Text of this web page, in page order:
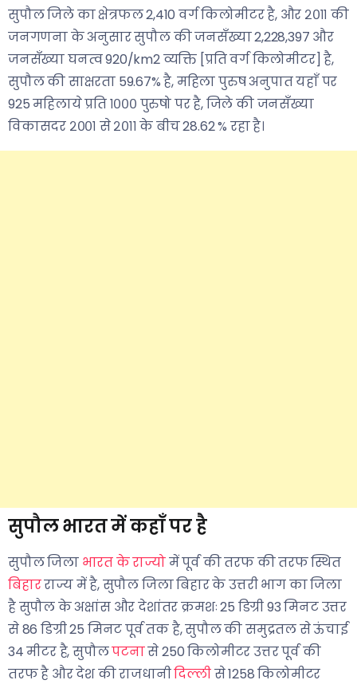
सुपौल जिले का क्षेत्रफल 2,410 वर्ग किलोमीटर है, और २०११ की
जनगणना के अनुसार सुपौल की जनसँख्या 2,228,397 और
जनसँख्या घनत्व 920/km2 व्यक्ति [प्रति वर्ग किलोमीटर] है,
सुपौल की साक्षरता 59.67% है, महिला पुरुष अनुपात यहाँ पर
925 महिलाये प्रति १००० पुरुषो पर है, जिले की जनसँख्या
विकासदर २००१ से २०११ के बीच 28.62 % रहा है।
सुपौल भारत में कहाँ पर है
सुपौल जिला भारत के राज्योमें पूर्व की तरफ की तरफ स्थित
बिहारराज्य में है, सुपौल जिला बिहार के उत्तरी भाग का जिला
है सुपौल के अक्षांस और देशांतर क्रमशः 25 डिग्री 93 मिनट उत्तर
से 86 डिग्री 25 मिनट पूर्व तक है, सुपौल की समुद्रतल से ऊंचाई
34 मीटर है, सुपौलपटनासे 250 किलोमीटर उत्तर पूर्व की
तरफ है और देश की राजधानीदिल्लीसे 1258 किलोमीटर